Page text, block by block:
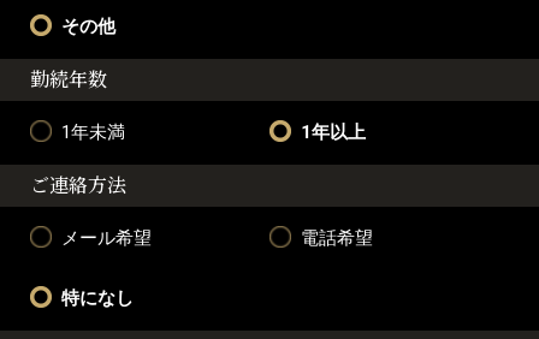
その他
勤続年数
1年未満 1年以上
ご連絡方法
メール希望 電話希望
特になし